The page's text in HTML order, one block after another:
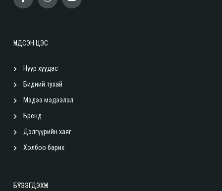
ҮНДСЭН ЦЭС
Нүүр хуудас
Бидний тухай
Мэдээ мэдээлэл
Бренд
Дэлгүүрийн хаяг
Холбоо барих
БҮТЭЭГДЭХҮҮН